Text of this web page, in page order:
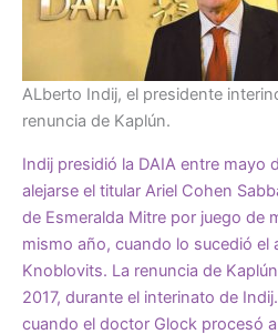
ALberto Indij, el presidente
renuncia de Kaplún.
Indij presidió la DAIA entre mayo
alejarse el titular Ariel Cohen
de Esmeralda Mitre por juego de
mismo año, cuando lo sucedió el
Knoblovits. La renuncia de
2017, durante el interinato de
cuando el doctor Glock procesó